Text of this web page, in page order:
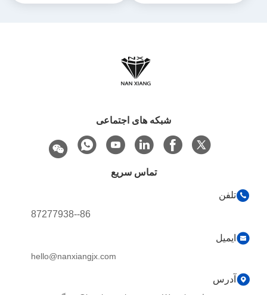
پیچ
شبکه های اجتماعی
تماس سریع
تلفن
86--87277938
ایمیل
hello@nanxiangjx.com
آدرس